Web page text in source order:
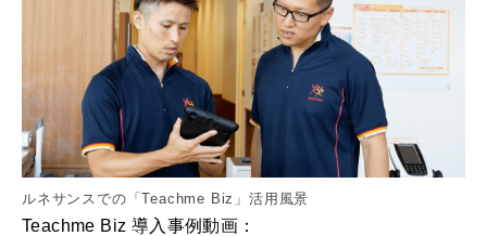
ルネサンスでの「Teachme Biz」活用風景
Teachme Biz 導入事例動画：